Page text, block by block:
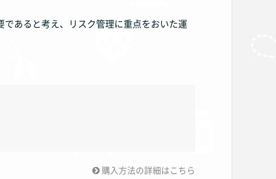
あると考え、リスク管理に重点をおいた運
購入方法の詳細はこちら